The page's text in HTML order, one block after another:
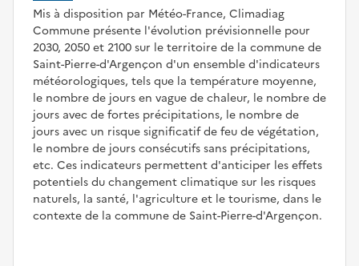
Mis à disposition par Météo-France, Climadiag
Commune présente l'évolution prévisionnelle pour
2030, 2050 et 2100 sur le territoire de la commune de
Saint-Pierre-d'Argençon d'un ensemble d'indicateurs
météorologiques, tels que la température moyenne,
le nombre de jours en vague de chaleur, le nombre de
jours avec de fortes précipitations, le nombre de
jours avec un risque significatif de feu de végétation,
le nombre de jours consécutifs sans précipitations,
etc. Ces indicateurs permettent d'anticiper les effets
potentiels du changement climatique sur les risques
naturels, la santé, l'agriculture et le tourisme, dans le
contexte de la commune de Saint-Pierre-d'Argençon.